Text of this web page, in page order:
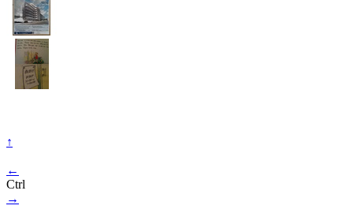
↑
←
Ctrl
→